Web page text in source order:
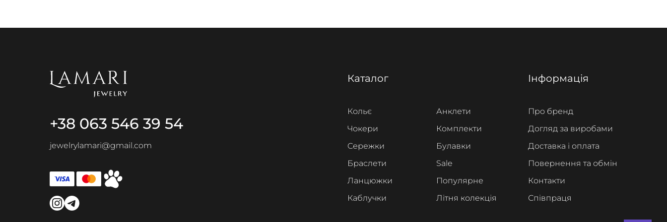
+38 063 546 39 54
jewelrylamari@gmail.com
Каталог
Кольє
Чокери
Сережки
Браслети
Ланцюжки
Каблучки
Анклети
Комплекти
Булавки
Sale
Популярне
Літня колекція
Інформація
Про бренд
Догляд за виробами
Доставка і оплата
Повернення та обмін
Контакти
Співпраця